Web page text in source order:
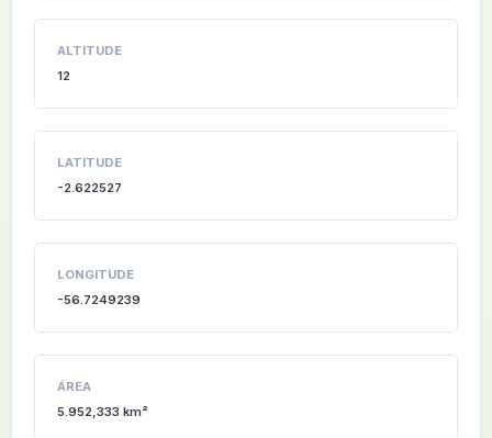
ALTITUDE
12
LATITUDE
-2.622527
LONGITUDE
-56.7249239
ÁREA
5.952,333 km²